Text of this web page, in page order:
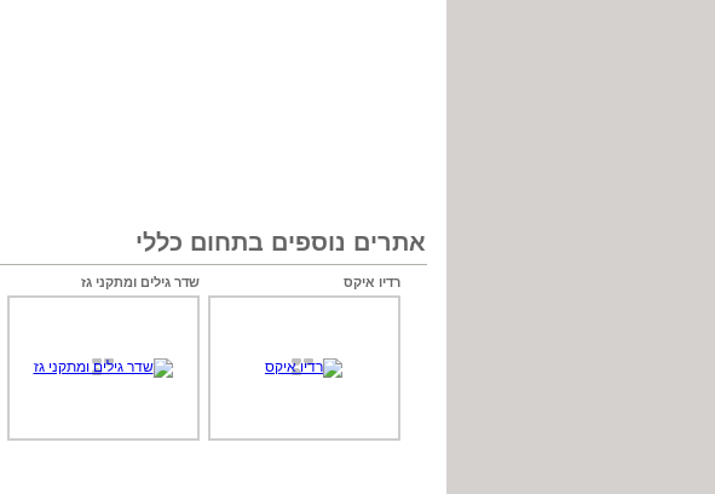
אתרים נוספים בתחום כללי
רדיו איקס שדר גילים ומתקני גז